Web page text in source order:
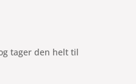
tager den helt til